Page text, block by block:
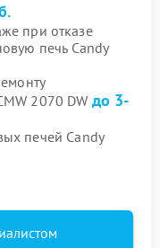
при отказе
печь Candy
2070 DW до 3-
печей Candy